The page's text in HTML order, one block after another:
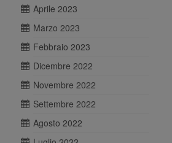
Aprile 2023
Marzo 2023
Febbraio 2023
Dicembre 2022
Novembre 2022
Settembre 2022
Agosto 2022